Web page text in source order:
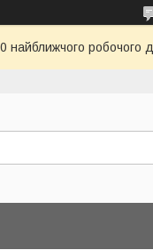
найближчого робочого